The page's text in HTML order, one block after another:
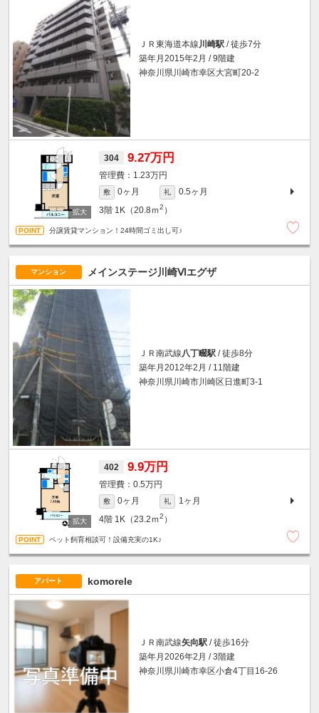
ＪＲ東海道本線 川崎駅 / 徒歩7分
築年月2015年2月 / 9階建
神奈川県川崎市幸区大宮町20-2
304 9.27万円
1.23万円
敷 0ヶ月 礼
0.5ヶ月
3階 1K（20.8ｍ2 ）
分譲賃貸マンション！24時間ゴミ出し可♪
マンション メインステージ川崎Ⅵエグザ
ＪＲ南武線 八丁畷駅 / 徒歩8分
築年月2012年2月 / 11階建
神奈川県川崎市川崎区日進町3-1
402 9.9万円
0.5万円
敷 0ヶ月 礼
1ヶ月
4階 1K（23.2ｍ2 ）
ペット飼育相談可！設備充実の1K♪
アパート komorele
ＪＲ南武線矢向駅 / 徒歩16分
築年月2026年2月 / 3階建
神奈川県川崎市幸区小倉4丁目16-26